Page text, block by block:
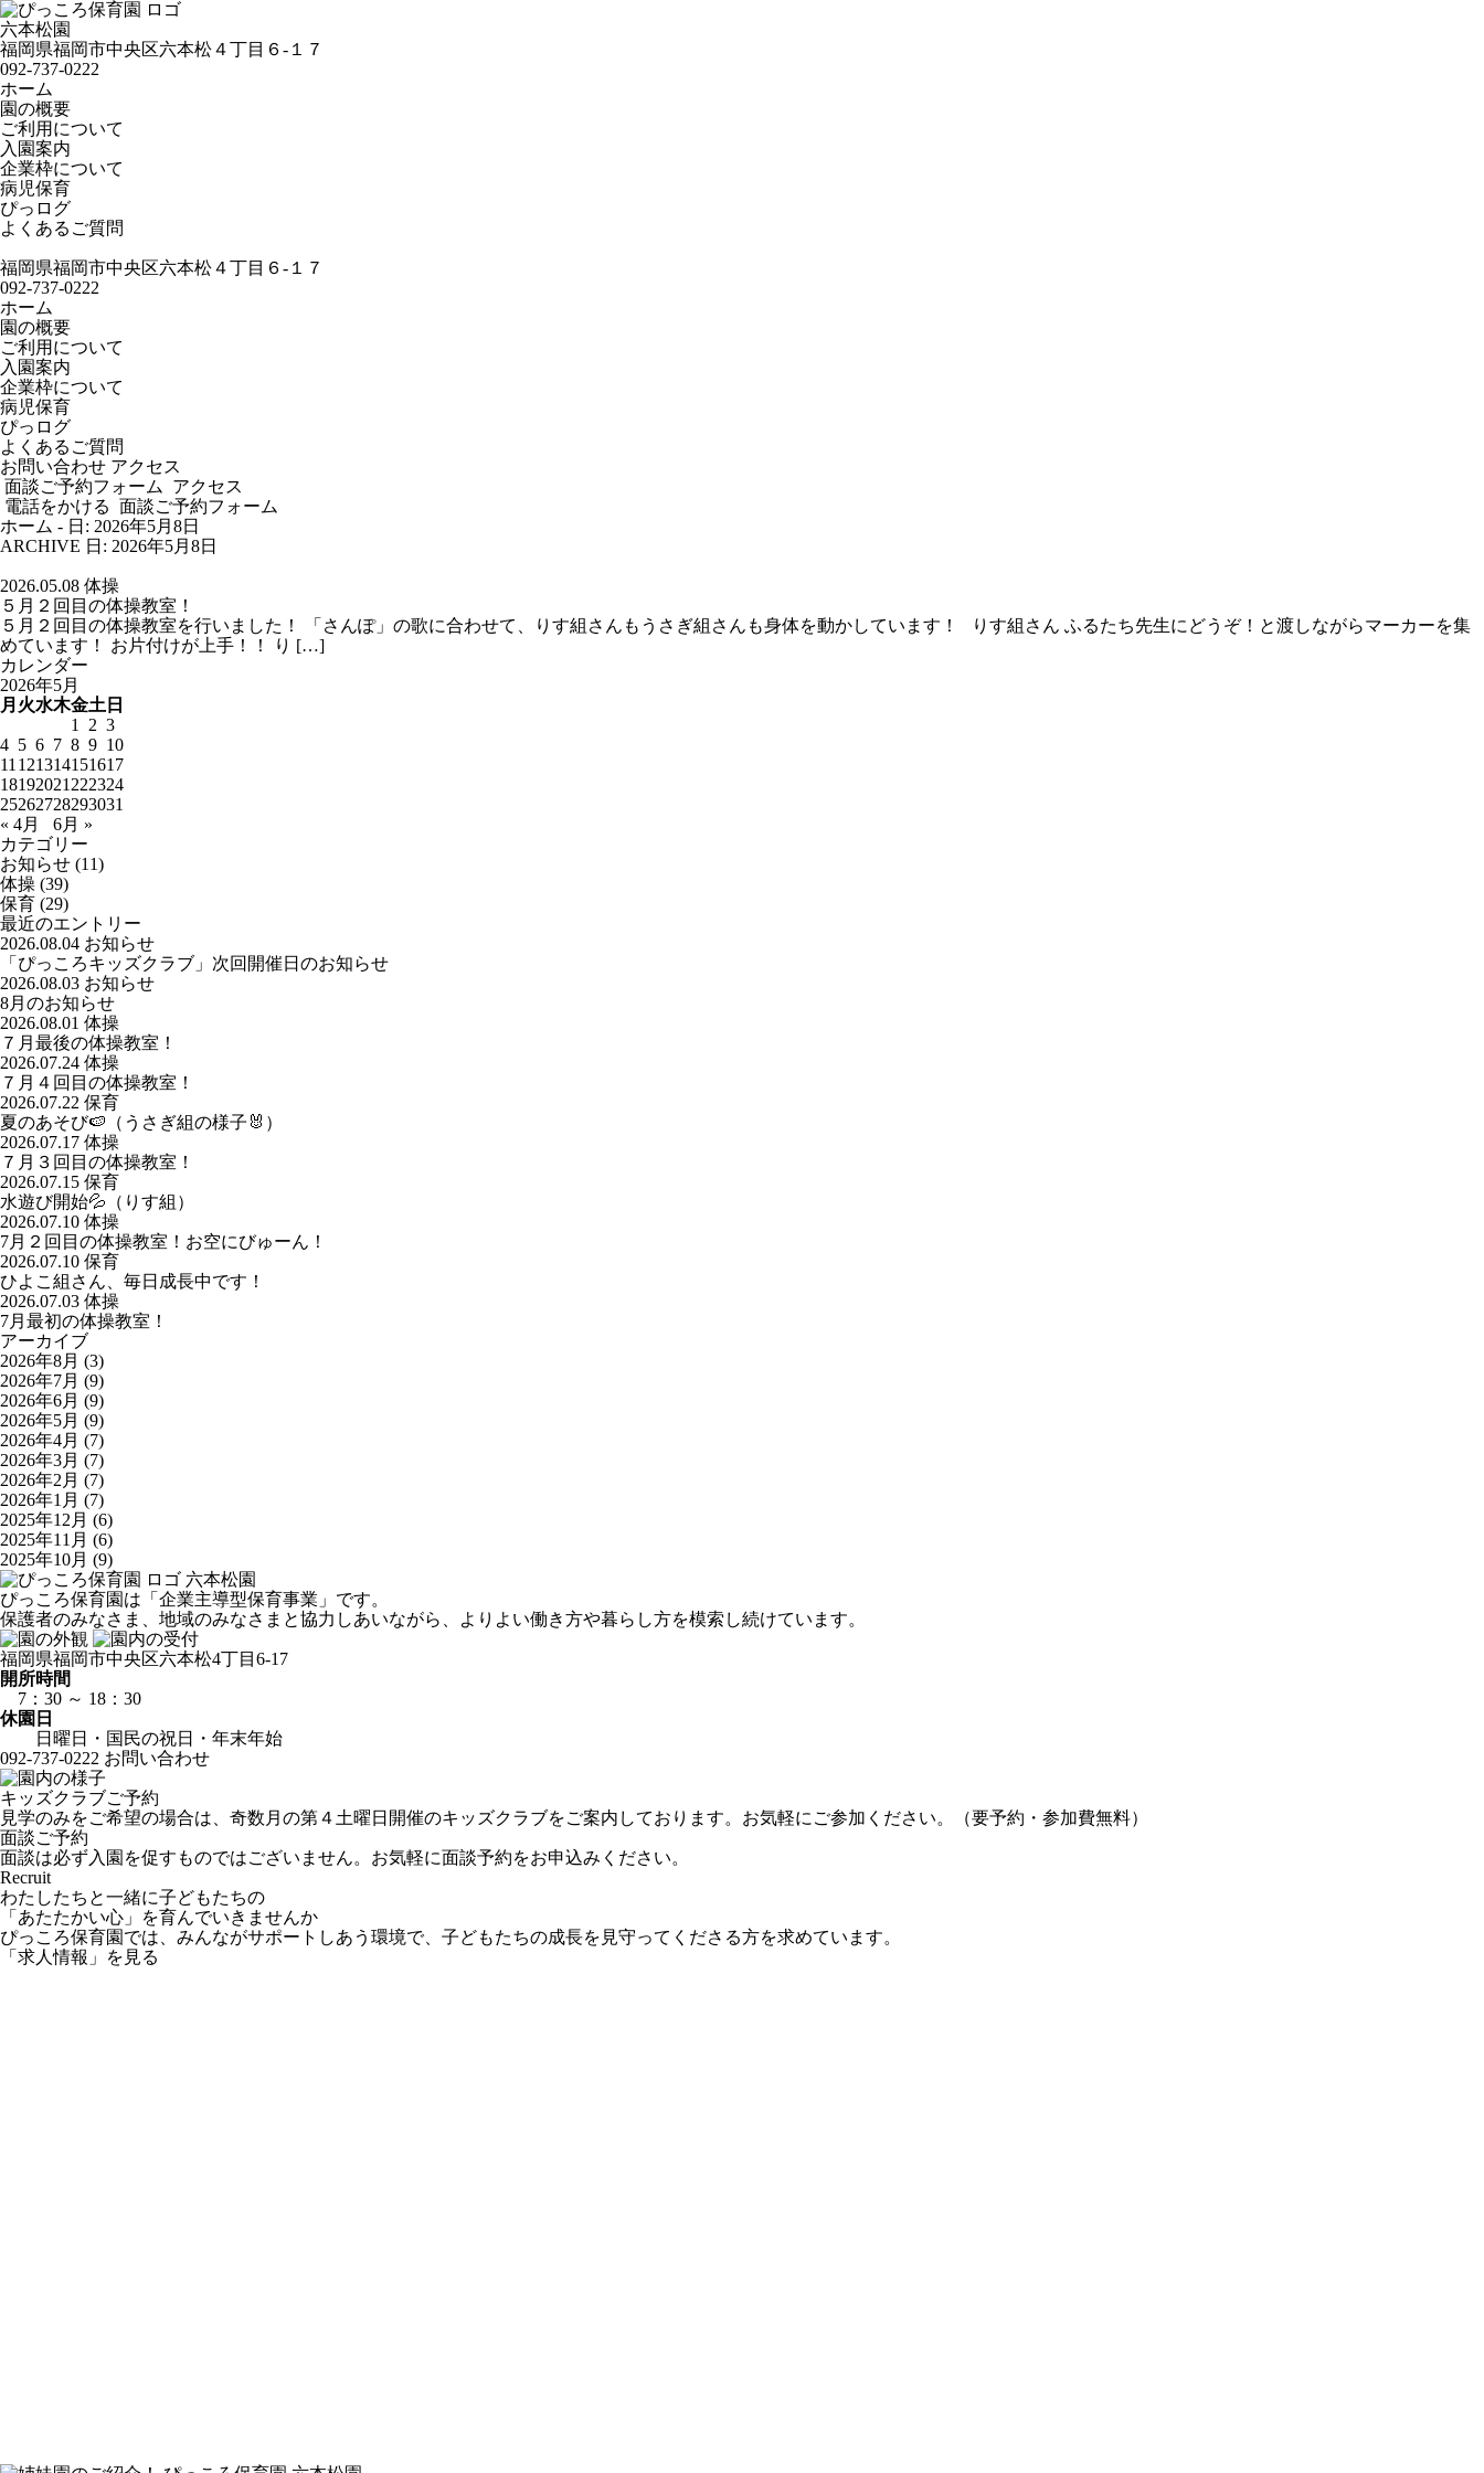
六本松園
福岡県福岡市中央区六本松４丁目６-１７
092-737-0222
ホーム
園の概要
ご利用について
入園案内
企業枠について
病児保育
ぴっログ
よくあるご質問
福岡県福岡市中央区六本松４丁目６-１７
092-737-0222
ホーム
園の概要
ご利用について
入園案内
企業枠について
病児保育
ぴっログ
よくあるご質問
お問い合わせ アクセス
面談ご予約フォーム
アクセス
電話をかける 面談ご予約フォーム
ホーム - 日: 2026年5月8日
ARCHIVE 日: 2026年5月8日
2026.05.08 体操
５月２回目の体操教室！
５月２回目の体操教室を行いました！ 「さんぽ」の歌に合わせて、りす組さんもうさぎ組さんも身体を動かしています！ りす組さん ふるたち先生にどうぞ！と渡しながらマーカーを集
めています！ お片付けが上手！！ り […]
カレンダー
2026年5月
月 火水木金土 日
1
2 3
4 5 6 7 8 9 10
11 121314151617
18192021 222324
25262728293031
« 4月
6月 »
カテゴリー
お知らせ (11)
体操 (39)
保育 (29)
最近のエントリー
2026.08.04 お知らせ
「ぴっころキッズクラブ」次回開催日のお知らせ
2026.08.03 お知らせ
8月のお知らせ
2026.08.01 体操
７月最後の体操教室！
2026.07.24 体操
７月４回目の体操教室！
2026.07.22 保育
夏のあそび🍉（うさぎ組の様子🐰）
2026.07.17 体操
７月３回目の体操教室！
2026.07.15 保育
水遊び開始💦（りす組）
2026.07.10 体操
7月２回目の体操教室！お空にびゅーん！
2026.07.10 保育
ひよこ組さん、毎日成長中です！
2026.07.03 体操
7月最初の体操教室！
アーカイブ
2026年8月 (3)
2026年7月 (9)
2026年6月 (9)
2026年5月 (9)
2026年4月 (7)
2026年3月 (7)
2026年2月 (7)
2026年1月 (7)
2025年12月 (6)
2025年11月 (6)
2025年10月 (9)
六本松園
ぴっころ保育園は「企業主導型保育事業」です。
保護者のみなさま、地域のみなさまと協力しあいながら、よりよい働き方や暮らし方を模索し続けています。
福岡県福岡市中央区六本松4丁目6-17
開所時間
7：30 ～ 18：30
休園日
日曜日・国民の祝日・年末年始
092-737-0222 お問い合わせ
キッズクラブご予約
見学のみをご希望の場合は、奇数月の第４土曜日開催のキッズクラブをご案内しております。お気軽にご参加ください。（要予約・参加費無料）
面談ご予約
面談は必ず入園を促すものではございません。お気軽に面談予約をお申込みください。
Recruit
わたしたちと一緒に子どもたちの
「あたたかい心」を育んでいきませんか
ぴっころ保育園では、みんながサポートしあう環境で、子どもたちの成長を見守ってくださる方を求めています。
「求人情報」を見る